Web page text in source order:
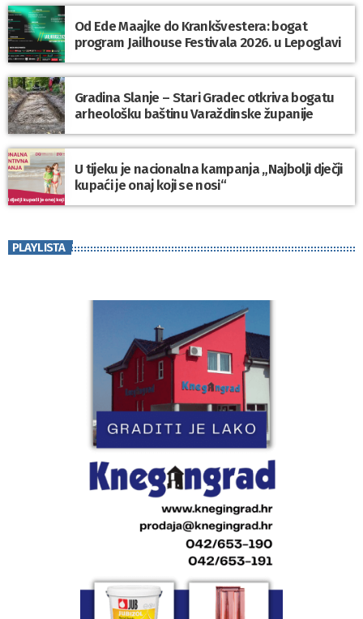
Od Ede Maajke do Krankšvestera: bogat
program Jailhouse Festivala 2026. u Lepoglavi
Gradina Slanje – Stari Gradec otkriva bogatu
arheološku baštinu Varaždinske županije
U tijeku je nacionalna kampanja „Najbolji dječji
kupaći je onaj koji se nosi“
PLAYLISTA